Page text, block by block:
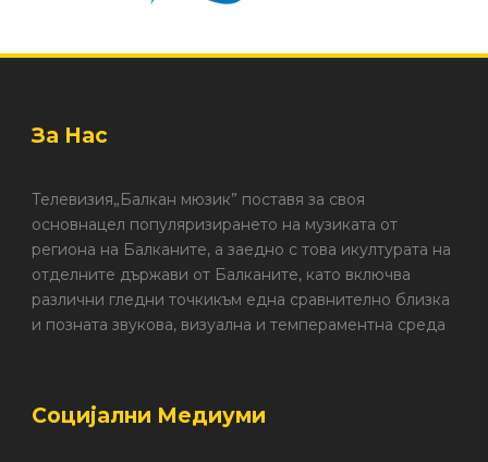
За Нас
Телевизия„Балкан мюзик” поставя за своя
основнацел популяризирането на музиката от
региона на Балканите, а заедно с това икултурата на
отделните държави от Балканите, като включва
различни гледни точкикъм една сравнително близка
и позната звукова, визуална и темпераментна среда
Социјални Медиуми